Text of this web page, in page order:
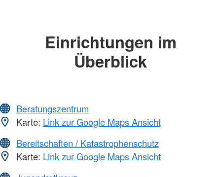
Einrichtungen im
Überblick
Beratungszentrum
Karte: Link zur Google Maps Ansicht
Bereitschaften / Katastrophenschutz
Karte: Link zur Google Maps Ansicht